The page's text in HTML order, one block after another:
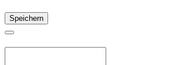
Speichern